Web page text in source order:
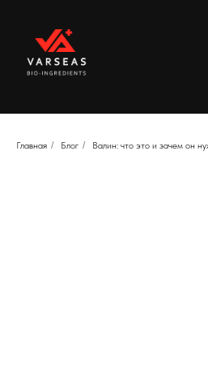
Главная / Блог / Валин: что это и зачем он